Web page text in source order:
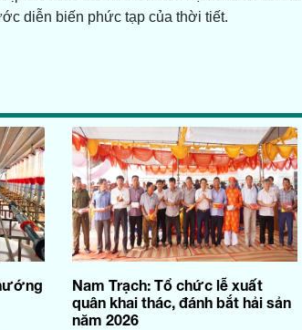
diễn biến phức tạp của thời tiết.
Nam Trạch: Tổ chức lễ xuất
quân khai thác, đánh bắt hải sản
năm 2026